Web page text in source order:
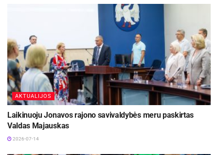
AKTUALIJOS
Laikinuoju Jonavos rajono savivaldybės meru paskirtas
Valdas Majauskas
2026-07-14